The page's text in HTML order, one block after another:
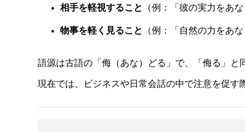
相手を軽視すること （例：「彼の実力をあ
物事を軽く見ること （例：「自然の力をあ
語源は古語の「侮（あな）どる」で、「侮る」と
現在では、ビジネスや日常会話の中で注意を促す